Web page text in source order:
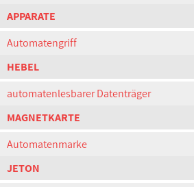
APPARATE
Automatengriff
HEBEL
automatenlesbarer Datenträger
MAGNETKARTE
Automatenmarke
JETON